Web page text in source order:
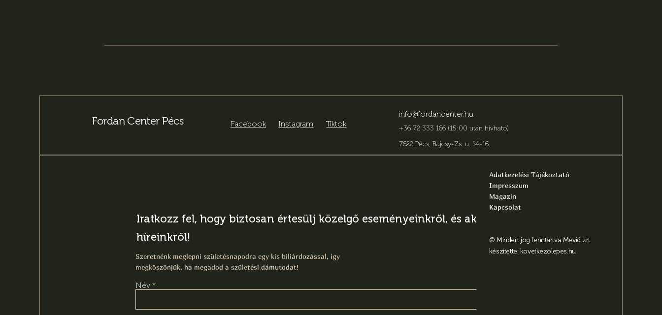
Fordan Center Pécs Facebook Instagram Tiktok
info@fordancenter.hu
+36 72 333 166 (15:00 után hívható)
7622 Pécs, Bajcsy-Zs. u. 14-16.
Iratkozz fel, hogy biztosan értesülj közelgő eseményeinkről, és aktuális
híreinkről!
Szeretnénk meglepni születésnapodra egy kis biliárdozással, így
megköszönjük, ha megadod a születési dámutodat!
Név
Adatkezelési Tájékoztató
Impresszum
Magazin
Kapcsolat
© Minden jog fenntartva Mevid zrt.
készítette: kovetkezolepes.hu